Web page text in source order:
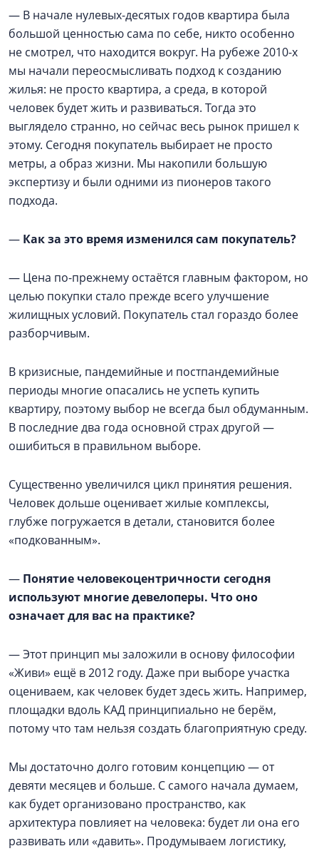
— В начале нулевых-десятых годов квартира была
большой ценностью сама по себе, никто особенно
не смотрел, что находится вокруг. На рубеже 2010-х
мы начали переосмысливать подход к созданию
жилья: не просто квартира, а среда, в которой
человек будет жить и развиваться. Тогда это
выглядело странно, но сейчас весь рынок пришел к
этому. Сегодня покупатель выбирает не просто
метры, а образ жизни. Мы накопили большую
экспертизу и были одними из пионеров такого
подхода.
— Как за это время изменился сам покупатель?
— Цена по-прежнему остаётся главным фактором, но
целью покупки стало прежде всего улучшение
жилищных условий. Покупатель стал гораздо более
разборчивым.
В кризисные, пандемийные и постпандемийные
периоды многие опасались не успеть купить
квартиру, поэтому выбор не всегда был обдуманным.
В последние два года основной страх другой —
ошибиться в правильном выборе.
Существенно увеличился цикл принятия решения.
Человек дольше оценивает жилые комплексы,
глубже погружается в детали, становится более
«подкованным».
— Понятие человекоцентричности сегодня
используют многие девелоперы. Что оно
означает для вас на практике?
— Этот принцип мы заложили в основу философии
«Живи» ещё в 2012 году. Даже при выборе участка
оцениваем, как человек будет здесь жить. Например,
площадки вдоль КАД принципиально не берём,
потому что там нельзя создать благоприятную среду.
Мы достаточно долго готовим концепцию — от
девяти месяцев и больше. С самого начала думаем,
как будет организовано пространство, как
архитектура повлияет на человека: будет ли она его
развивать или «давить». Продумываем логистику,